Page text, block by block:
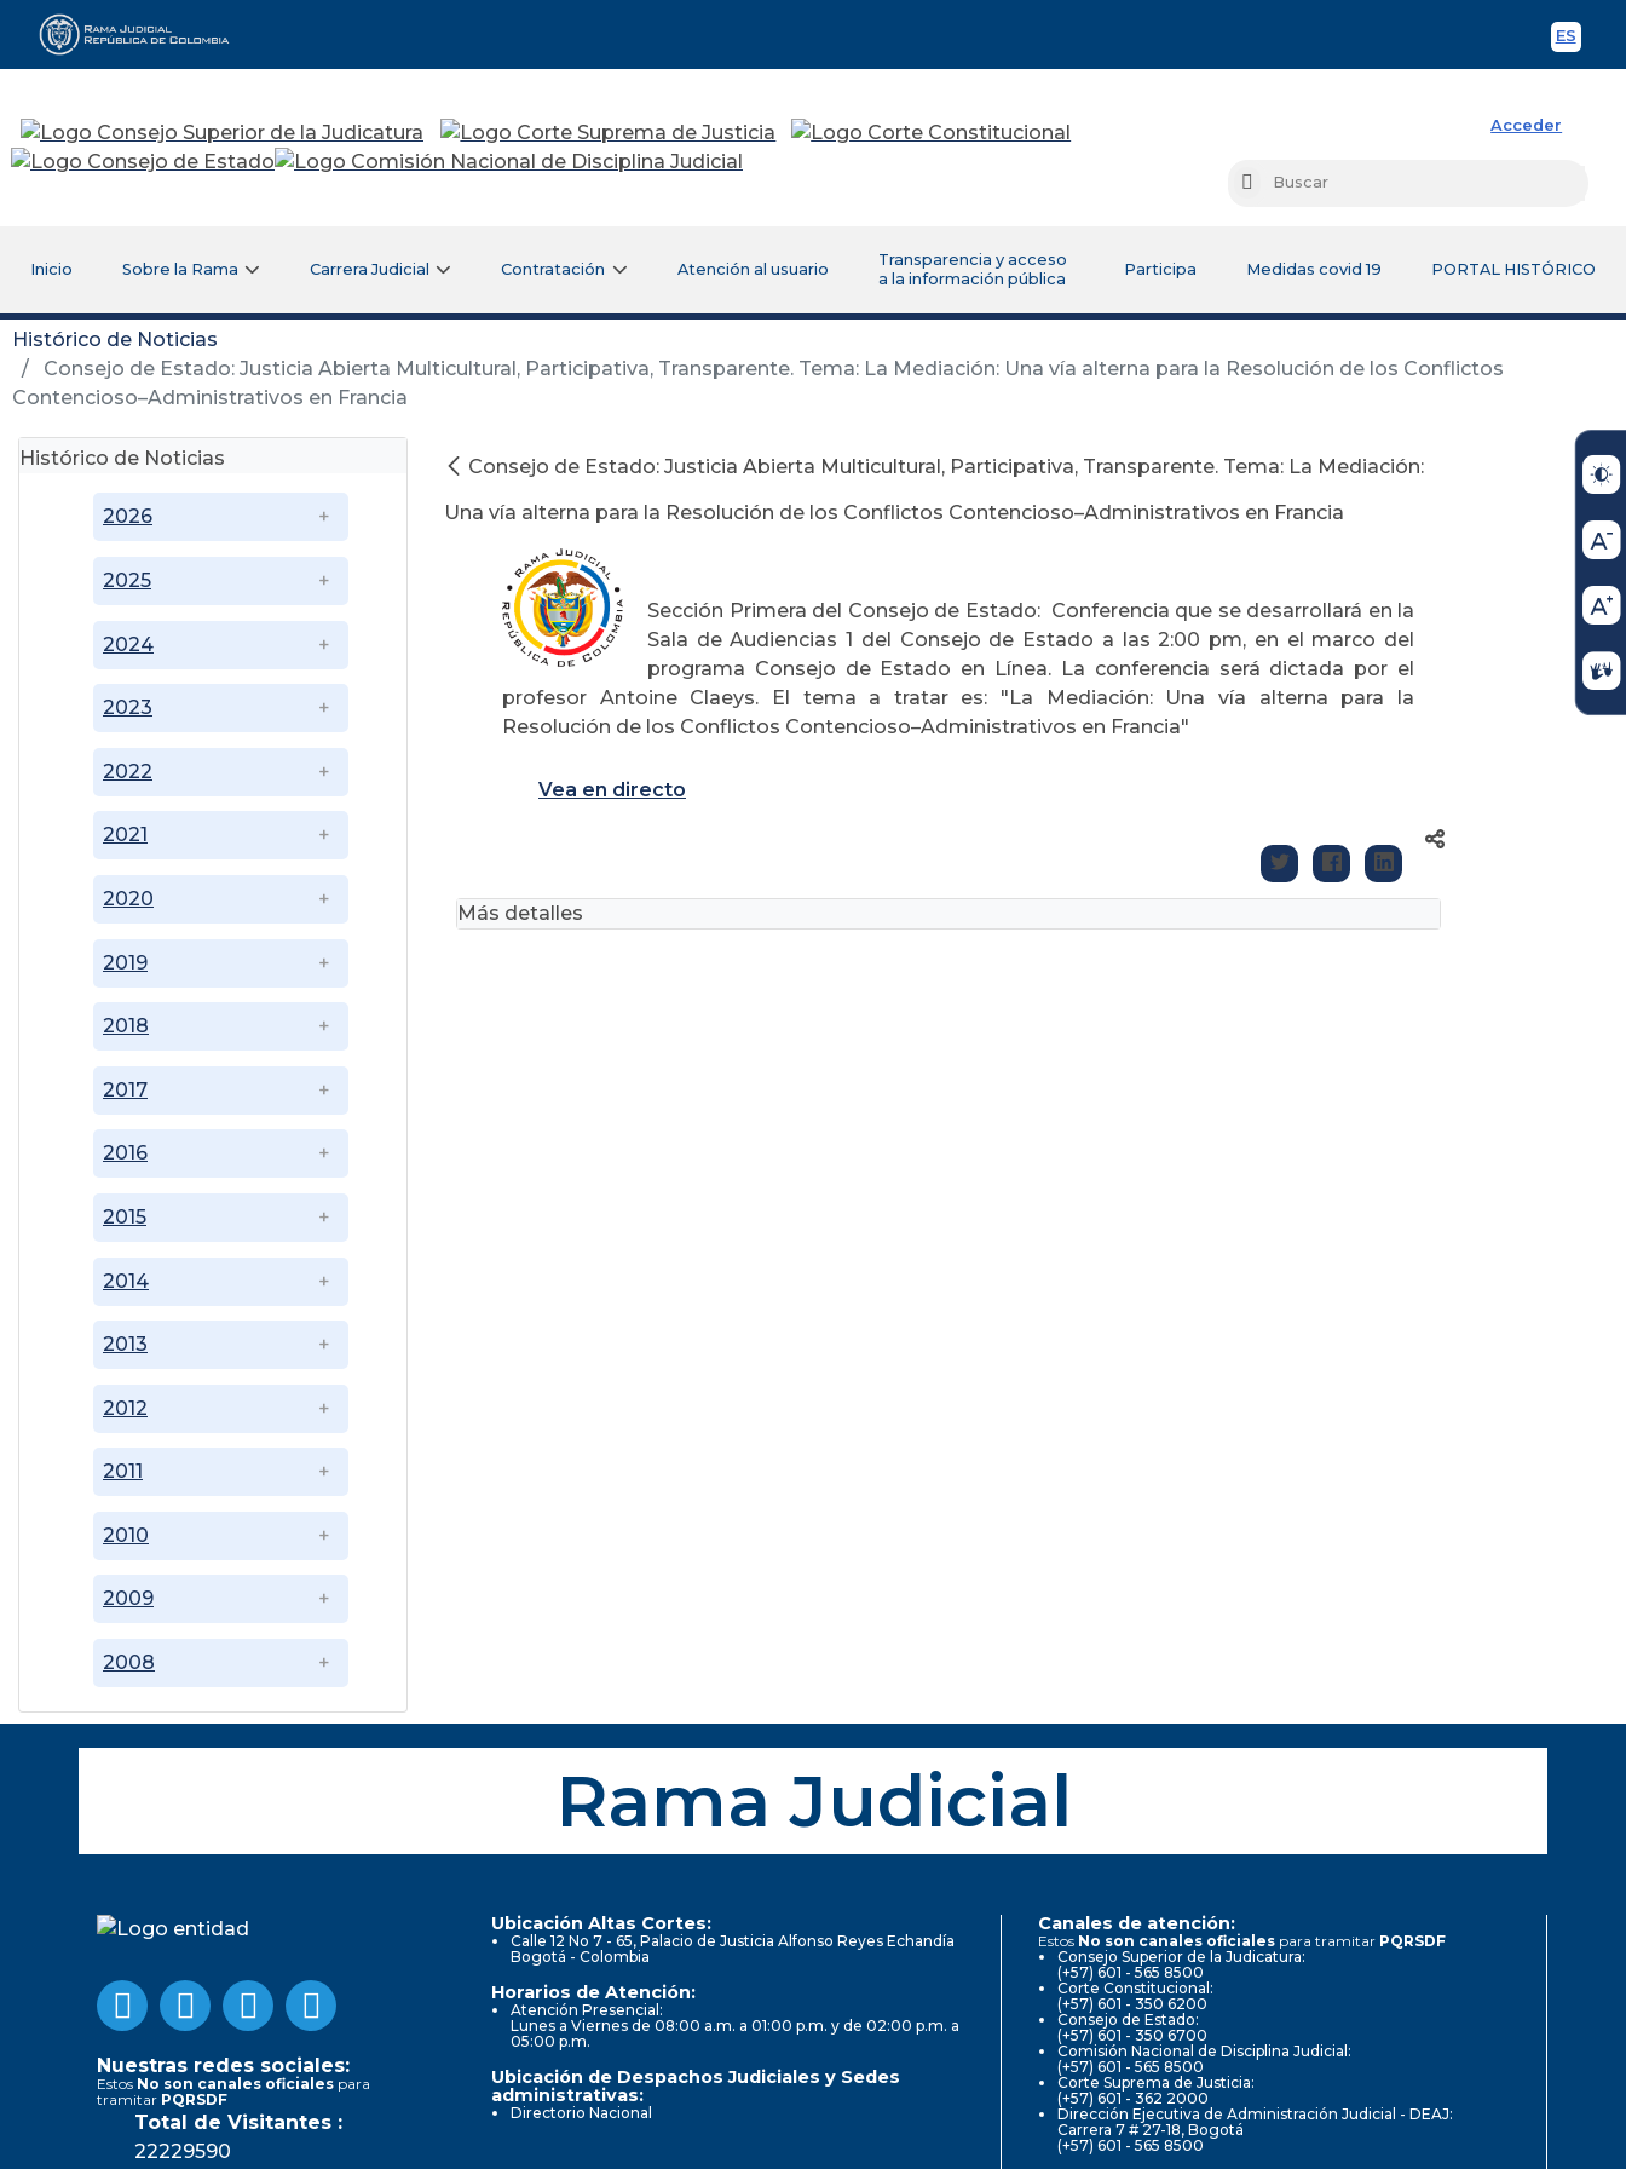
ES
Rama Judicial
Acceder
Buscar
Inicio Sobre la Rama Carrera Judicial Contratación Atención al usuario
Transparencia y acceso
a la información pública
Participa Medidas covid 19 PORTAL HISTÓRICO
Histórico de Noticias
Consejo de Estado: Justicia Abierta Multicultural, Participativa, Transparente. Tema: La Mediación: Una vía alterna para la Resolución de los Conflictos
Contencioso–Administrativos en Francia
Histórico de Noticias
2008
2009
2010
2011
2012
2013
2014
2015
2016
2017
2018
2019
2020
2021
2022
2023
2024
2025
2026
Consejo de Estado: Justicia Abierta Multicultural, Participativa, Transparente. Tema: La Mediación:
Una vía alterna para la Resolución de los Conflictos Contencioso–Administrativos en Francia
Sección Primera del Consejo de Estado: Conferencia que se desarrollará en la
Sala de Audiencias 1 del Consejo de Estado a las 2:00 pm, en el marco del
programa Consejo de Estado en Línea. La conferencia será dictada por el
profesor Antoine Claeys. El tema a tratar es: "La Mediación: Una vía alterna para la
Resolución de los Conflictos Contencioso–Administrativos en Francia"
Vea en directo
Más detalles
Rama Judicial
Nuestras redes sociales:
Estos No son canales oficiales para
tramitar PQRSDF
Total de Visitantes :
22229590
Ubicación Altas Cortes:
Calle 12 No 7 - 65, Palacio de Justicia Alfonso Reyes Echandía
Bogotá - Colombia
Horarios de Atención:
Atención Presencial:
Lunes a Viernes de 08:00 a.m. a 01:00 p.m. y de 02:00 p.m. a
05:00 p.m.
Ubicación de Despachos Judiciales y Sedes
administrativas:
Directorio Nacional
Canales de atención:
Estos No son canales oficiales para tramitar PQRSDF
Consejo Superior de la Judicatura:
(+57) 601 - 565 8500
Corte Constitucional:
(+57) 601 - 350 6200
Consejo de Estado:
(+57) 601 - 350 6700
Comisión Nacional de Disciplina Judicial:
(+57) 601 - 565 8500
Corte Suprema de Justicia:
(+57) 601 - 362 2000
Dirección Ejecutiva de Administración Judicial - DEAJ:
Carrera 7 # 27-18, Bogotá
(+57) 601 - 565 8500